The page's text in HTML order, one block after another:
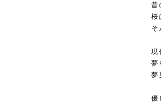
昔
桜
そ
現
夢
夢
優